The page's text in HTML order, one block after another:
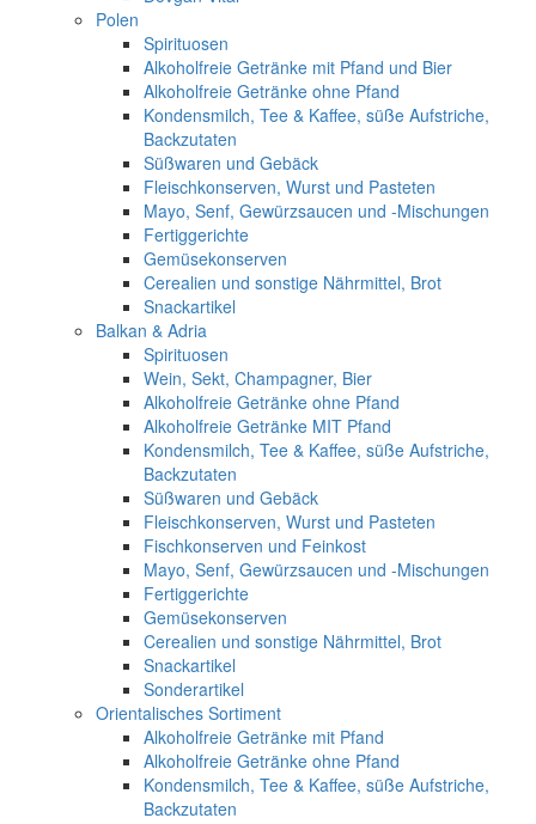
Polen
Spirituosen
Alkoholfreie Getränke mit Pfand und Bier
Alkoholfreie Getränke ohne Pfand
Kondensmilch, Tee & Kaffee, süße Aufstriche,
Backzutaten
Süßwaren und Gebäck
Fleischkonserven, Wurst und Pasteten
Mayo, Senf, Gewürzsaucen und -Mischungen
Fertiggerichte
Gemüsekonserven
Cerealien und sonstige Nährmittel, Brot
Snackartikel
Balkan & Adria
Spirituosen
Wein, Sekt, Champagner, Bier
Alkoholfreie Getränke ohne Pfand
Alkoholfreie Getränke MIT Pfand
Kondensmilch, Tee & Kaffee, süße Aufstriche,
Backzutaten
Süßwaren und Gebäck
Fleischkonserven, Wurst und Pasteten
Fischkonserven und Feinkost
Mayo, Senf, Gewürzsaucen und -Mischungen
Fertiggerichte
Gemüsekonserven
Cerealien und sonstige Nährmittel, Brot
Snackartikel
Sonderartikel
Orientalisches Sortiment
Alkoholfreie Getränke mit Pfand
Alkoholfreie Getränke ohne Pfand
Kondensmilch, Tee & Kaffee, süße Aufstriche,
Backzutaten